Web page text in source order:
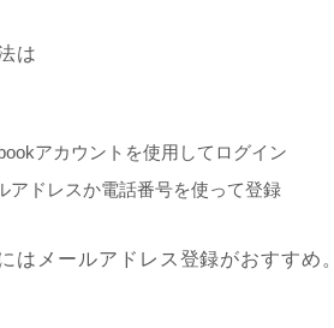
は
アカウントを使用してログイン
アドレスか電話番号を使って登録
はメールアドレス登録がおすすめ。